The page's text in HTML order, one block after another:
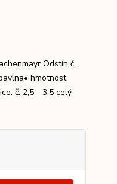
Odstín č.
hmotnost
č. 2,5 - 3,5 celý